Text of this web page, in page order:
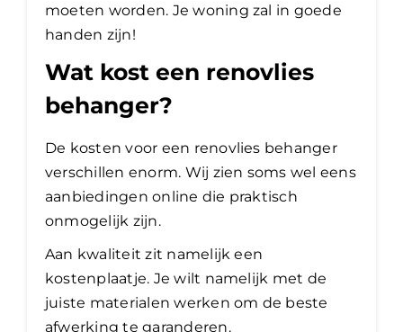
moeten worden. Je woning zal in goede
handen zijn!
Wat kost een renovlies
behanger?
De kosten voor een renovlies behanger
verschillen enorm. Wij zien soms wel eens
aanbiedingen online die praktisch
onmogelijk zijn.
Aan kwaliteit zit namelijk een
kostenplaatje. Je wilt namelijk met de
juiste materialen werken om de beste
afwerking te garanderen.